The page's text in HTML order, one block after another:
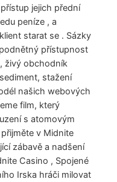
jejich přední
peníze , a
starat se . Sázky
přístupnost
živý obchodník
stažení
našich webových
film, který
s atomovým
v Midnite
zábavě a nadšení
Casino , Spojené
Irska hráči milovat